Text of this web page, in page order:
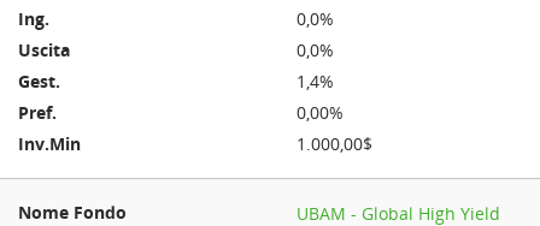
0,0%
0,0%
1,4%
0,00%
1.000,00$
UBAM - Global High Yield